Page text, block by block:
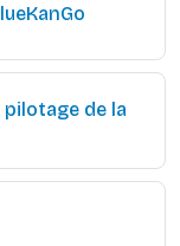
pilotage de la